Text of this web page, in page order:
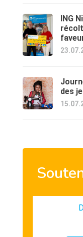
ING
des